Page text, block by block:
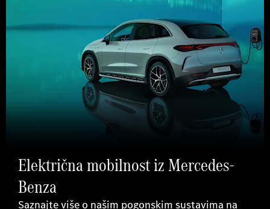
Električna mobilnost iz Mercedes-
Benza
Saznajte više o našim pogonskim sustavima na